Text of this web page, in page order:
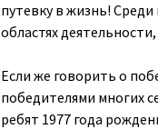
путевку в жизнь!
областях
Если же говорить о
победителями многих
ребят 1977 года